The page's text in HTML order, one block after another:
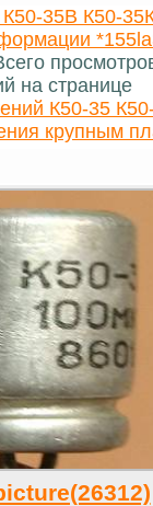
35В К50-
на странице
К50-35
крупным